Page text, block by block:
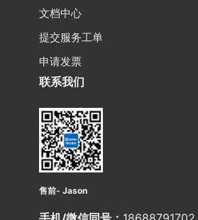
文档中心
提交服务工单
申请发票
联系我们
售前- Jason